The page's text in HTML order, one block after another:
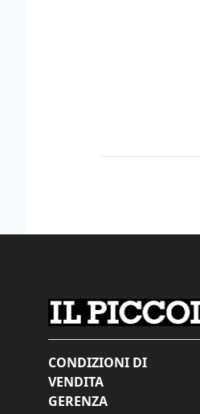
CONDIZIONI DI
VENDITA
GERENZA